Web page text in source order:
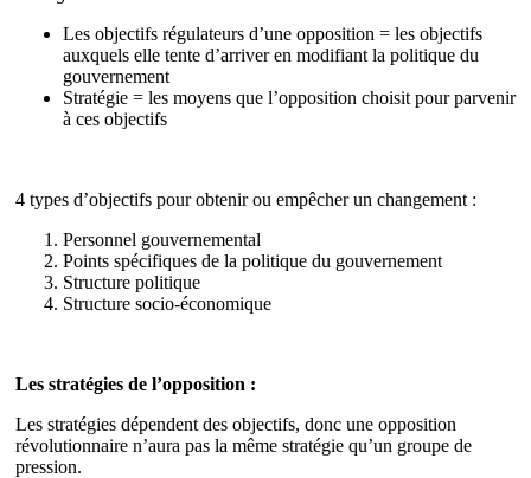
Les objectifs régulateurs d’une opposition = les objectifs
auxquels elle tente d’arriver en modifiant la politique du
gouvernement
Stratégie = les moyens que l’opposition choisit pour parvenir
à ces objectifs
4 types d’objectifs pour obtenir ou empêcher un changement :
Personnel gouvernemental
Points spécifiques de la politique du gouvernement
Structure politique
Structure socio-économique
Les stratégies de l’opposition :
Les stratégies dépendent des objectifs, donc une opposition
révolutionnaire n’aura pas la même stratégie qu’un groupe de
pression.